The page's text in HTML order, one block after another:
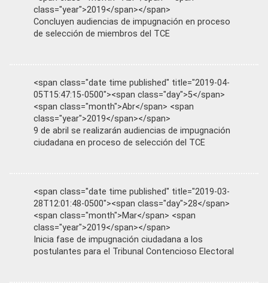
class="year">2019</span></span>
Concluyen audiencias de impugnación en proceso
de selección de miembros del TCE
<span class="date time published" title="2019-04-
05T15:47:15-0500"><span class="day">5</span>
<span class="month">Abr</span> <span
class="year">2019</span></span>
9 de abril se realizarán audiencias de impugnación
ciudadana en proceso de selección del TCE
<span class="date time published" title="2019-03-
28T12:01:48-0500"><span class="day">28</span>
<span class="month">Mar</span> <span
class="year">2019</span></span>
Inicia fase de impugnación ciudadana a los
postulantes para el Tribunal Contencioso Electoral